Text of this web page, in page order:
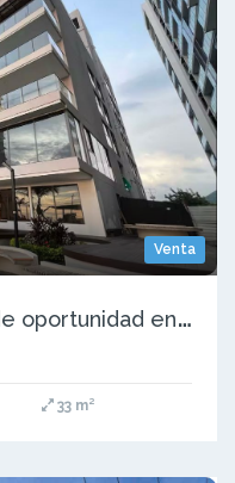
Venta
S
e vende apartamento de oportunidad en Pozos Colorados - Sta Marta
33 m²